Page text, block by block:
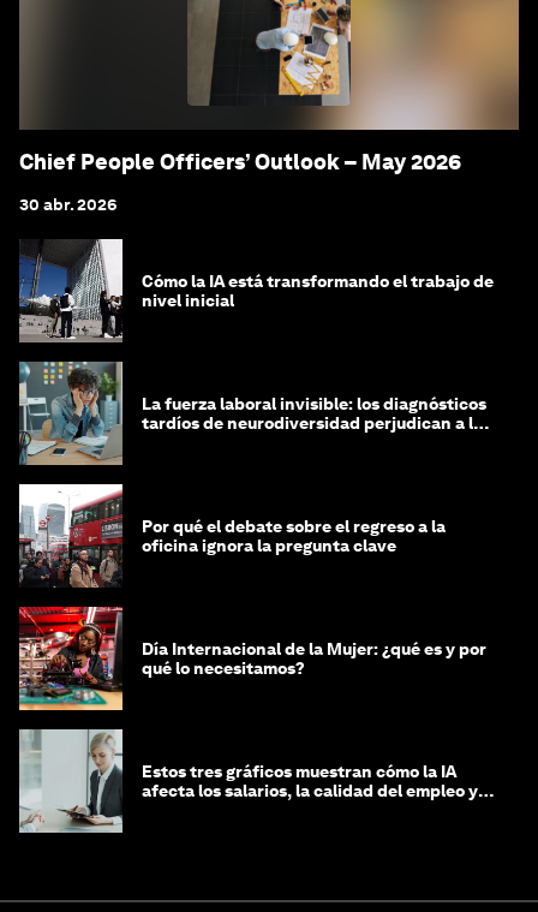
Chief People Officers’ Outlook – May 2026
30 abr. 2026
Cómo la IA está transformando el trabajo de
nivel inicial
La fuerza laboral invisible: los diagnósticos
tardíos de neurodiversidad perjudican a las
Por qué el debate sobre el regreso a la
oficina ignora la pregunta clave
Día Internacional de la Mujer: ¿qué es y por
qué lo necesitamos?
Estos tres gráficos muestran cómo la IA
afecta los salarios, la calidad del empleo y